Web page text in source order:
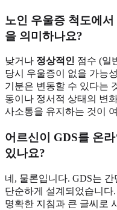
노인 우울증 척도에
을 의미하나요?
낮거나 정상적인 점수 (일
당시 우울증이 없을 가능
기분은 변동할 수 있다는
동이나 정서적 상태의 변
사소통을 유지하는 것이
어르신이 GDS를 온
있나요?
네, 물론입니다. GDS는
단순하게 설계되었습니
명확한 지침과 큰 글씨로